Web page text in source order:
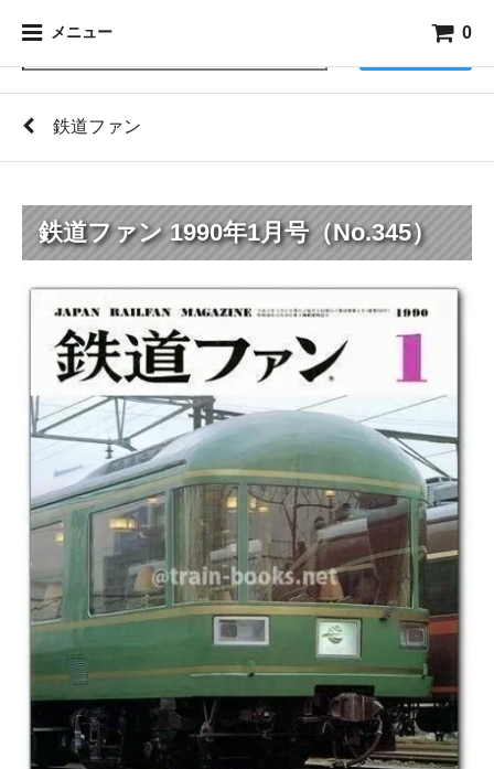
メニュー 0
鉄道ファン
鉄道ファン 1990年1月号（No.345）